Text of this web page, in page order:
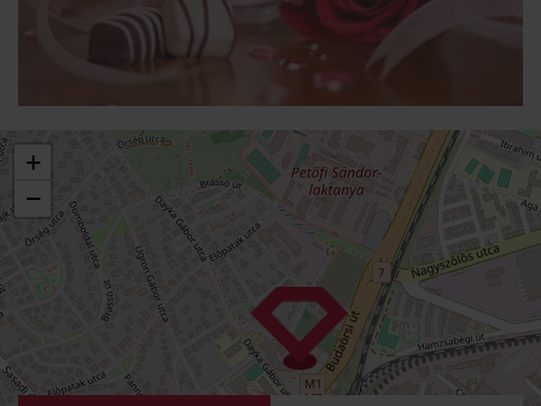
+
−